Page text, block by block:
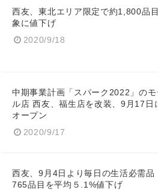
西友、東北エリア限定で約1,800品
象に値下げ
2020/9/18
中期事業計画「スパーク2022」のモ
ル店 西友、福生店を改装、9月17日
オープン
2020/9/17
西友、9月4日より毎日の生活必需品
765品目を平均５.1%値下げ